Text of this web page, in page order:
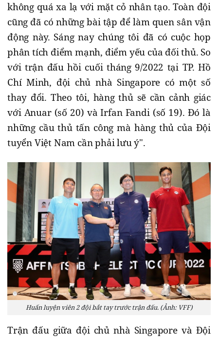
không quá xa lạ với mặt cỏ nhân tạo. Toàn đội
cũng đã có những bài tập để làm quen sân vận
động này. Sáng nay chúng tôi đã có cuộc họp
phân tích điểm mạnh, điểm yếu của đối thủ. So
với trận đấu hồi cuối tháng 9/2022 tại TP. Hồ
Chí Minh, đội chủ nhà Singapore có một số
thay đổi. Theo tôi, hàng thủ sẽ cần cảnh giác
với Anuar (số 20) và Irfan Fandi (số 19). Đó là
những cầu thủ tấn công mà hàng thủ của Đội
tuyển Việt Nam cần phải lưu ý".
Huấn luyện viên 2 đội bắt tay trước trận đấu. (Ảnh: VFF)
Trận đấu giữa đội chủ nhà Singapore và Đội